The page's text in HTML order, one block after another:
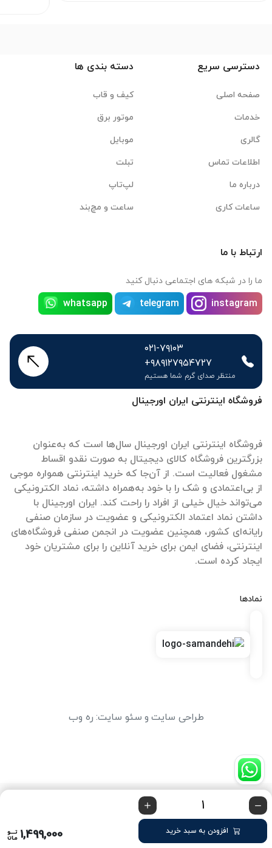
افزودن به سبد خرید 1,499,000
فروشگاه اینترنتی ایران اورجینال
فروشگاه اینترنتی ایران اورجینال سال‌ها است که به‌عنوان
بزرگترین فروشگاه کالای دیجیتال به صورت نقدو اقساط
مشغول فعالیت است. از آن‌جا که خرید اینترنتی همواره موجی
از بی‌اعتمادی و شک را با خود به‌همراه داشته، نماد الکترونیکی
می‌تواند خیال خیلی از افراد را راحت کند. ایران اورجینال با
داشتن نماد اعتماد الکترونیکی و عضویت در سازمان صنفی
رایانه‌ای کشور، همچنین عضویت در انجمن صنفی فروشگاه‌های
اینترنتی، فضای ایمن برای خرید آنلاین را برای مشتریان خود
ایجاد کرده است.
نمادها
دسترسی سریع
صفحه اصلی
خدمات
گالری
اطلاعات تماس
درباره ما
ساعات کاری
دسته بندی ها
کیف و قاب
موتور برق
موبایل
تبلت
لپ‌تاپ
ساعت و مچ‌بند
ارتباط با ما
ما را در شبکه های اجتماعی دنبال کنید
instagram
telegram
whatsapp
۰۲۱-۷۹۱۰۳
+۹۸۹۱۲۷۹۵۴۷۲۷
منتظر صدای گرم شما هستیم
طراحی سایت و سئو سایت: ره وب